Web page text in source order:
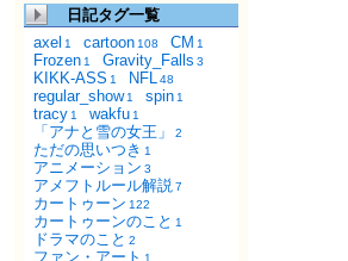
日記タグ一覧
axel 1 cartoon 108 CM 1
Frozen 1 Gravity_Falls 3
KIKK-ASS 1 NFL48
regular_show 1 spin 1
tracy 1 wakfu 1
「アナと雪の女王」 2
ただの思いつき 1
アニメーション 3
アメフトルール解説7
カートゥーン 122
カートゥーンのこと 1
ドラマのこと 2
ファン・アート 1